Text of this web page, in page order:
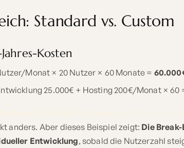
Standard vs. Custom
Kosten
Monat × 20 Nutzer × 60 Monate =
25.000€ + Hosting 200€/Monat × 60
anders. Aber dieses Beispiel zeigt: Die
Entwicklung, sobald die Nutzerzahl